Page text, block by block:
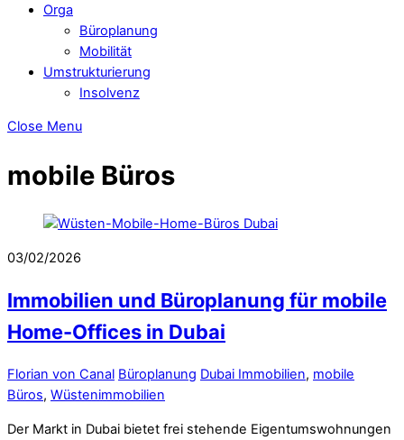
Orga
Büroplanung
Mobilität
Umstrukturierung
Insolvenz
Close Menu
mobile Büros
03/02/2026
Immobilien und Büroplanung für mobile
Home-Offices in Dubai
Florian von Canal Büroplanung Dubai Immobilien, mobile
Büros, Wüstenimmobilien
Der Markt in Dubai bietet frei stehende Eigentumswohnungen